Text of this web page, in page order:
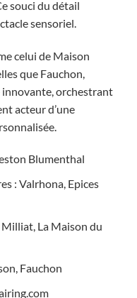
souci du détail
sensoriel.
celui de Maison
que Fauchon,
orchestrant
acteur d’une
Blumenthal
: Valrhona, Epices
Milliat, La Maison du
Fauchon